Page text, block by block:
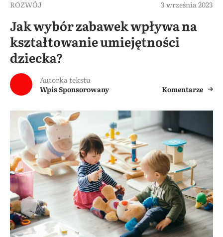
ROZWÓJ 3 września 2023
Jak wybór zabawek wpływa na
kształtowanie umiejętności
dziecka?
Autorka tekstu
Wpis Sponsorowany
Komentarze